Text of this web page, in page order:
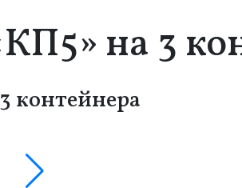
на 3
контейнера